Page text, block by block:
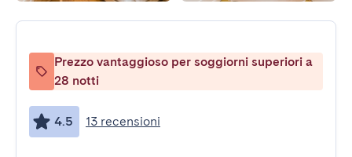
Prezzo vantaggioso per soggiorni superiori a
28 notti
4.5 13 recensioni